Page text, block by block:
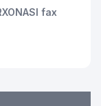
fax